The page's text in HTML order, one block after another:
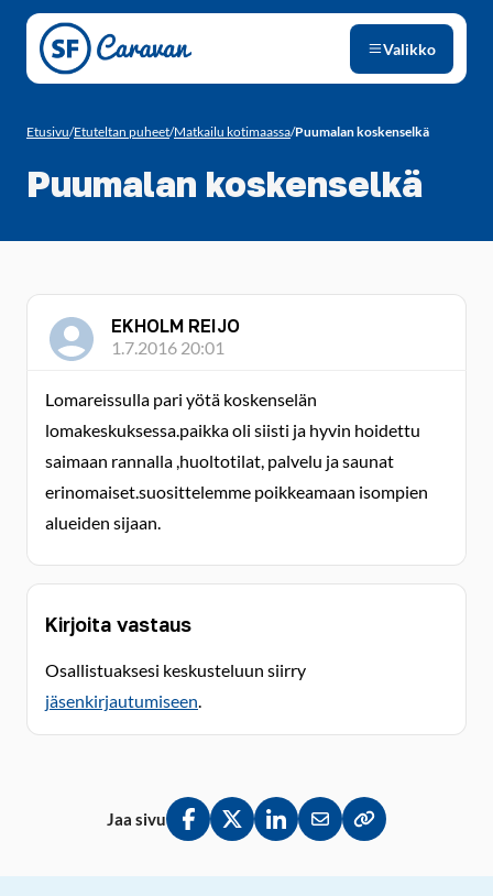
Siirry sivun sisältöön
Valikko
Etusivu/Etuteltan puheet/Matkailu kotimaassa/Puumalan koskenselkä
Puumalan koskenselkä
EKHOLM REIJO
1.7.2016 20:01
Lomareissulla pari yötä koskenselän
lomakeskuksessa.paikka oli siisti ja hyvin hoidettu
saimaan rannalla ,huoltotilat, palvelu ja saunat
erinomaiset.suosittelemme poikkeamaan isompien
alueiden sijaan.
Kirjoita vastaus
Osallistuaksesi keskusteluun siirry
jäsenkirjautumiseen.
Jaa sivu
Jaa Facebookissa
Jaa Twitterissä
Jaa LinkedInissä
Jaa sähköpostitse
Kopioi linkki